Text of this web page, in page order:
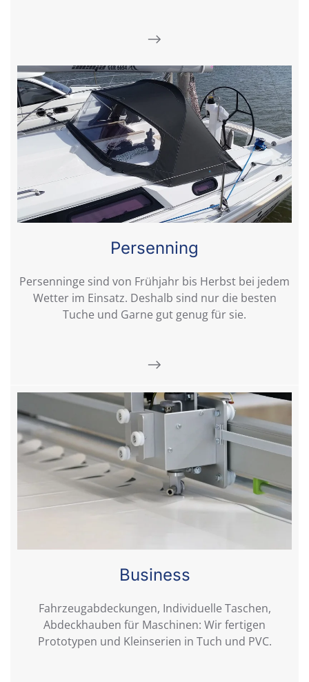
Persenning
Persenninge sind von Frühjahr bis Herbst bei jedem
Wetter im Einsatz. Deshalb sind nur die besten
Tuche und Garne gut genug für sie.
Business
Fahrzeugabdeckungen, Individuelle Taschen,
Abdeckhauben für Maschinen: Wir fertigen
Prototypen und Kleinserien in Tuch und PVC.